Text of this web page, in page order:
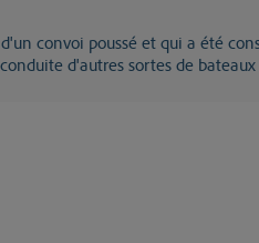
d'autres sortes de bateaux